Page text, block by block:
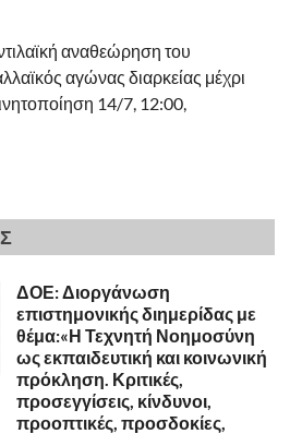
αναθεώρηση του
αγώνας διαρκείας μέχρι
14/7, 12:00,
ΔΟΕ: Διοργάνωση
επιστημονικής διημερίδας με
θέμα:«Η Τεχνητή Νοημοσύνη
ως εκπαιδευτική και κοινωνική
πρόκληση. Κριτικές,
προσεγγίσεις, κίνδυνοι,
προοπτικές, προσδοκίες,